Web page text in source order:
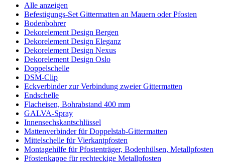
Alle anzeigen
Befestigungs-Set Gittermatten an Mauern oder Pfosten
Bodenbohrer
Dekorelement Design Bergen
Dekorelement Design Eleganz
Dekorelement Design Nexus
Dekorelement Design Oslo
Doppelschelle
DSM-Clip
Eckverbinder zur Verbindung zweier Gittermatten
Endschelle
Flacheisen, Bohrabstand 400 mm
GALVA-Spray
Innensechskantschlüssel
Mattenverbinder für Doppelstab-Gittermatten
Mittelschelle für Vierkantpfosten
Montagehilfe für Pfostenträger, Bodenhülsen, Metallpfosten
Pfostenkappe für rechteckige Metallpfosten